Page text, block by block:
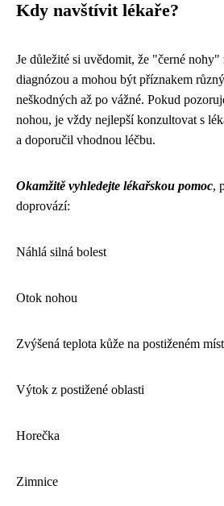
Kdy navštívit lékaře?
Je důležité si uvědomit, že "černé nohy"
diagnózou a mohou být příznakem
neškodných až po vážné. Pokud
nohou, je vždy nejlepší konzultovat s
a doporučil vhodnou léčbu.
Okamžitě vyhledejte lékařskou pomoc,
doprovází:
Náhlá silná bolest
Otok nohou
Zvýšená teplota kůže na postiženém
Výtok z postižené oblasti
Horečka
Zimnice